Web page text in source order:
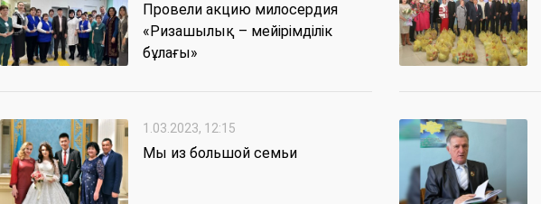
Провели акцию милосердия
«Ризашылық – мейірімділік
бұлағы»
1.03.2023, 12:15
Мы из большой семьи